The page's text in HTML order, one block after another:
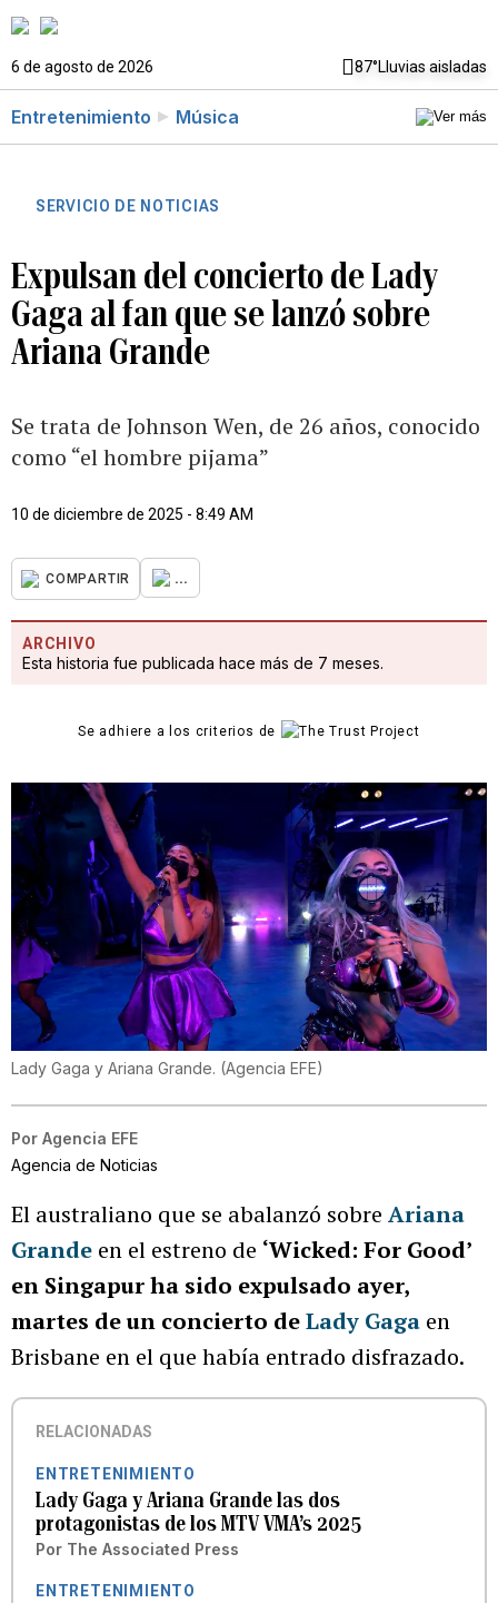
6 de agosto de 2026 87°Lluvias aisladas
Entretenimiento Música
SERVICIO DE NOTICIAS
Expulsan del concierto de Lady
Gaga al fan que se lanzó sobre
Ariana Grande
Se trata de Johnson Wen, de 26 años, conocido
como “el hombre pijama”
10 de diciembre de 2025 - 8:49 AM
COMPARTIR ...
ARCHIVO
Esta historia fue publicada hace más de 7 meses.
Se adhiere a los criterios de
Lady Gaga y Ariana Grande. (Agencia EFE)
Por Agencia EFE
Agencia de Noticias
El australiano que se abalanzó sobre Ariana
Grande en el estreno de ‘Wicked: For Good’
en Singapur ha sido expulsado ayer,
martes de un concierto deLady Gaga en
Brisbane en el que había entrado disfrazado.
RELACIONADAS
ENTRETENIMIENTO
Lady Gaga y Ariana Grande las dos
protagonistas de los MTV VMA’s 2025
Por The Associated Press
ENTRETENIMIENTO